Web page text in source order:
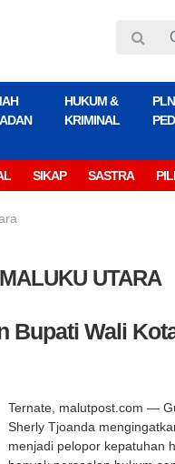
HUKUM &
KRIMINAL
PLN
SIKAP SASTRA
UTARA
Bupati Wali
Ternate, malutpost.com —
Sherly Tjoanda
menjadi pelopor kepatuhan